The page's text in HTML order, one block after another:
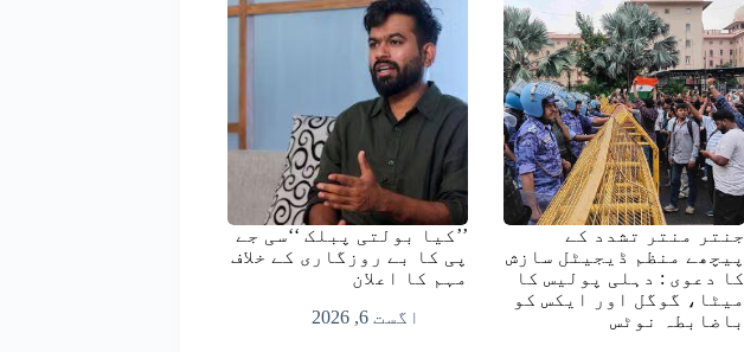
جنتر منتر تشدد کے
پیچھے منظم ڈیجیٹل سازش
کا دعوی : دہلی پولیس کا
میٹا، گوگل اور ایکس کو
باضابطہ نوٹس
’’کیا بولتی پبلک ‘‘سی جے
پی کا بے روزگاری کے خلاف
مہم کا اعلان
اگست 6, 2026